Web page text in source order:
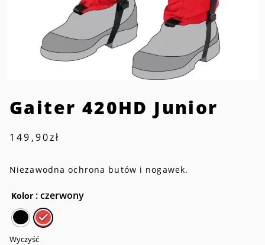
Gaiter 420HD Junior
149,90zł
Niezawodna ochrona butów i nogawek.
Kolor : czerwony
Wyczyść